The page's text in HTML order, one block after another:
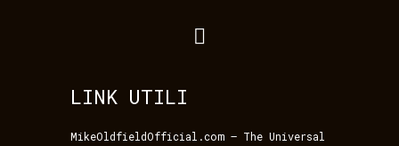
LINK UTILI
MikeOldfieldOfficial.com – The Universal